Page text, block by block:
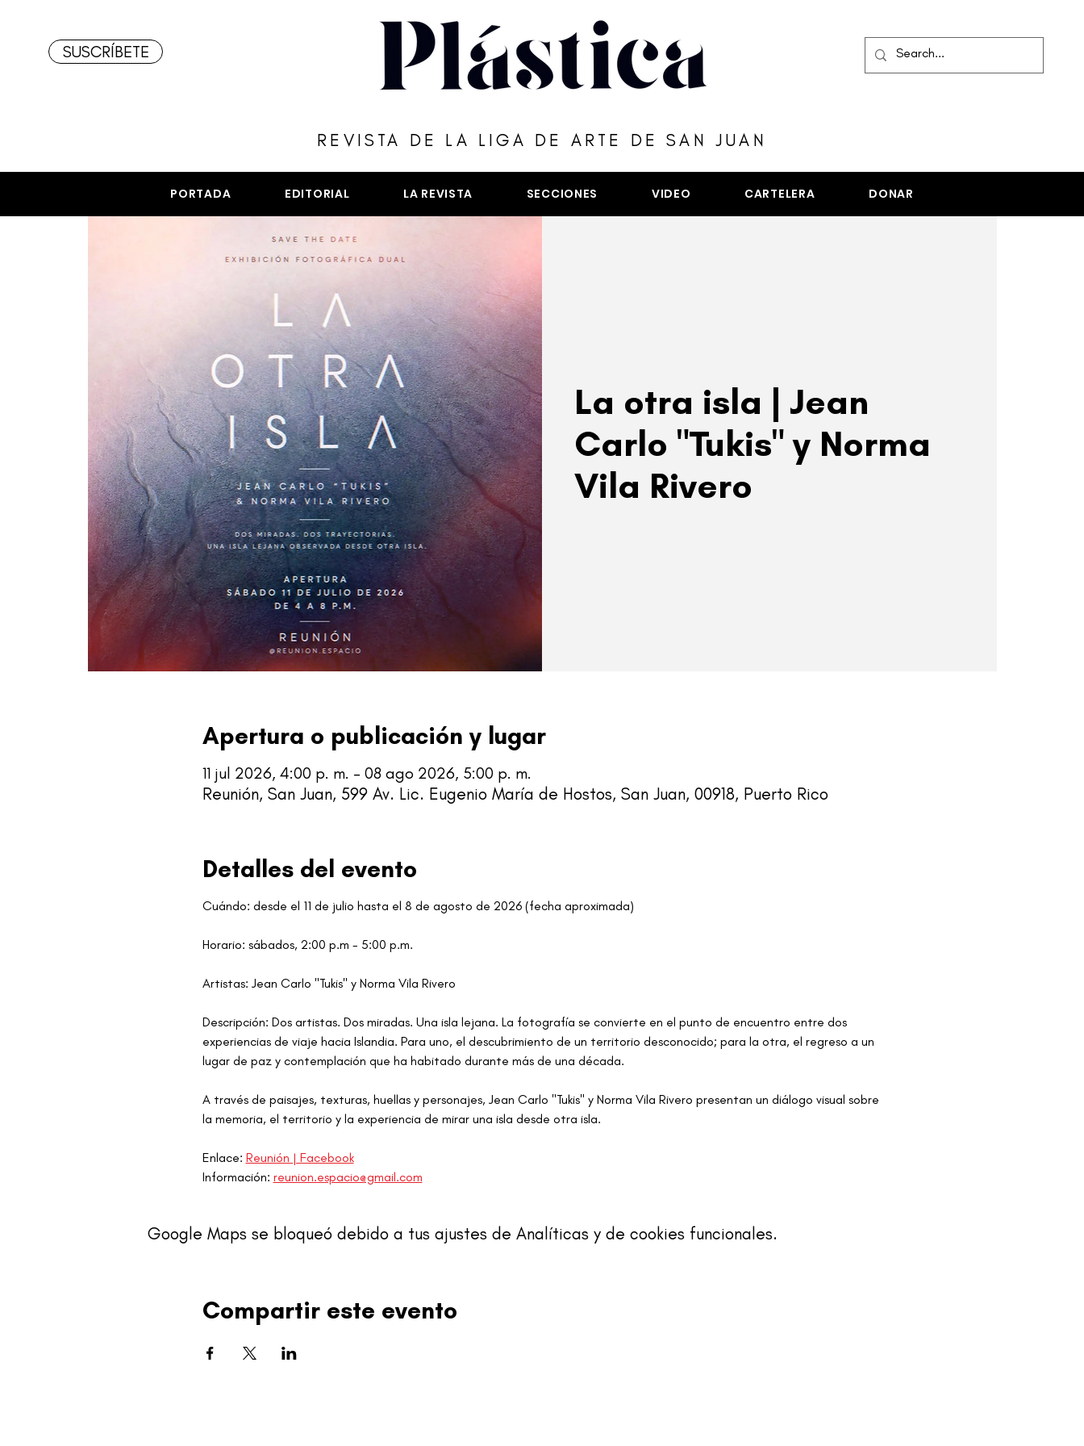
SUSCRÍBETE
REVISTA DE LA LIGA DE ARTE DE SAN JUAN
PORTADA EDITORIAL LA REVISTA SECCIONES VIDEO CARTELERA DONAR
La otra isla | Jean
Carlo "Tukis" y Norma
Vila Rivero
Apertura o publicación y lugar
11 jul 2026, 4:00 p. m. – 08 ago 2026, 5:00 p. m.
Reunión, San Juan, 599 Av. Lic. Eugenio María de Hostos, San Juan, 00918, Puerto Rico
Detalles del evento
Cuándo: desde el 11 de julio hasta el 8 de agosto de 2026 (fecha aproximada)
Horario: sábados, 2:00 p.m - 5:00 p.m.
Artistas: Jean Carlo "Tukis" y Norma Vila Rivero
Descripción: Dos artistas. Dos miradas. Una isla lejana. La fotografía se convierte en el punto de encuentro entre dos
experiencias de viaje hacia Islandia. Para uno, el descubrimiento de un territorio desconocido; para la otra, el regreso a un
lugar de paz y contemplación que ha habitado durante más de una década.
A través de paisajes, texturas, huellas y personajes, Jean Carlo "Tukis" y Norma Vila Rivero presentan un diálogo visual sobre
la memoria, el territorio y la experiencia de mirar una isla desde otra isla.
Enlace: Reunión | Facebook
Información: reunion.espacio@gmail.com
Google Maps se bloqueó debido a tus ajustes de Analíticas y de cookies funcionales.
Compartir este evento